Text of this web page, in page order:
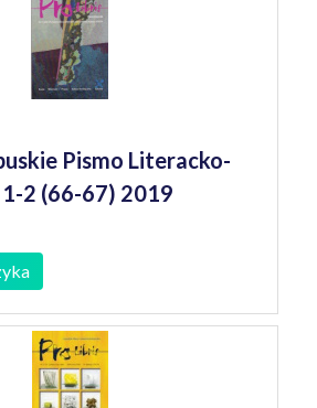
Pismo Literacko-
2 (66-67) 2019